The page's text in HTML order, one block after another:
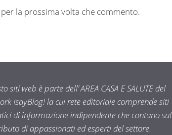
la prossima volta che commento.
siti web è parte dell’ AREA CASA E SALUTE del
IsayBlog! la cui rete editoriale comprende siti
di informazione indipendente che contano sul
di appassionati ed esperti del settore.